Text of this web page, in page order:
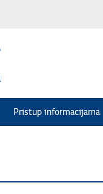
Pristup informacijama